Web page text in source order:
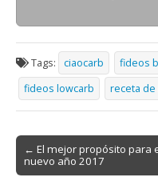
Tags: ciaocarb
fideos
fideos lowcarb
receta
Post
navigation
← El mejor propósito para
nuevo año 2017